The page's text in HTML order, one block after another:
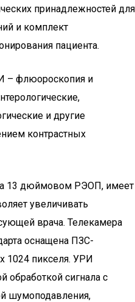
принадлежностей для
и комплект
пациента.
– флюороскопия и
и другие
контрастных
13 дюймовом РЭОП, имеет
увеличивать
врача. Телекамера
оснащена ПЗС-
1024 пикселя. УРИ
обработкой сигнала с
шумоподавления,